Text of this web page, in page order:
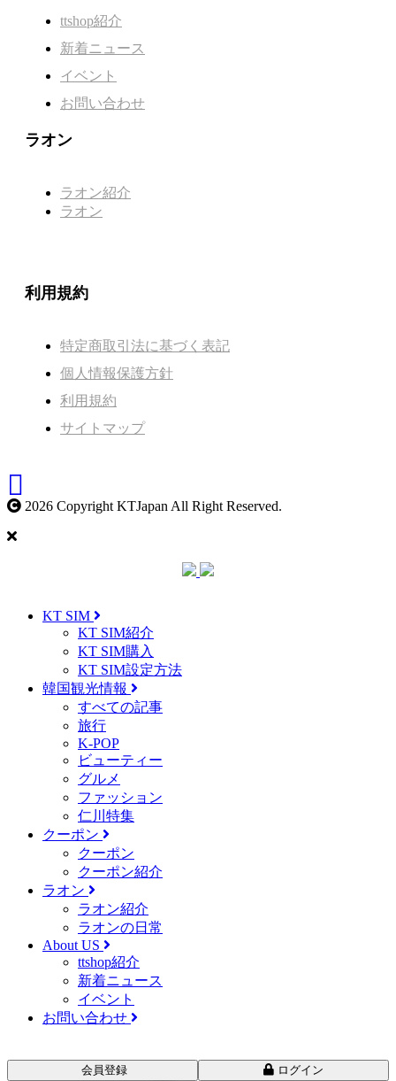
ttshop紹介
新着ニュース
イベント
お問い合わせ
ラオン
ラオン紹介
ラオン
利用規約
特定商取引法に基づく表記
個人情報保護方針
利用規約
サイトマップ
2026 Copyright KTJapan All Right Reserved.
KT SIM
KT SIM紹介
KT SIM購入
KT SIM設定方法
韓国観光情報
すべての記事
旅行
K-POP
ビューティー
グルメ
ファッション
仁川特集
クーポン
クーポン
クーポン紹介
ラオン
ラオン紹介
ラオンの日常
About US
ttshop紹介
新着ニュース
イベント
お問い合わせ
会員登録 ログイン